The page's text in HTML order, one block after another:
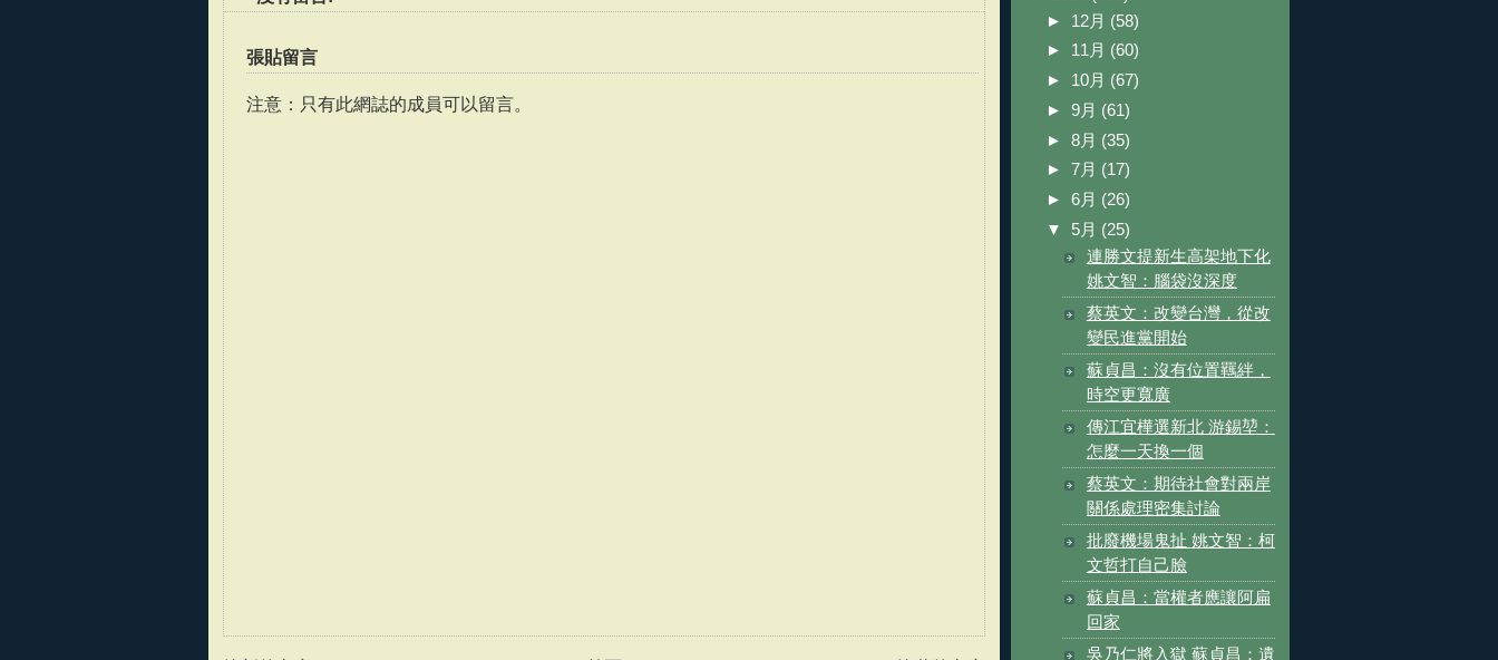
張貼留言
注意：只有此網誌的成員可以留言。
► 12月 (58)
► 11月 (60)
► 10月 (67)
► 9月 (61)
► 8月 (35)
► 7月 (17)
► 6月 (26)
▼ 5月 (25)
連勝文提新生高架地下化
姚文智：腦袋沒深度
蔡英文：改變台灣，從改
變民進黨開始
蘇貞昌：沒有位置羈絆，
時空更寬廣
傳江宜樺選新北 游錫堃：
怎麼一天換一個
蔡英文：期待社會對兩岸
關係處理密集討論
批廢機場鬼扯 姚文智：柯
文哲打自己臉
蘇貞昌：當權者應讓阿扁
回家
吳乃仁將入獄 蘇貞昌：遺